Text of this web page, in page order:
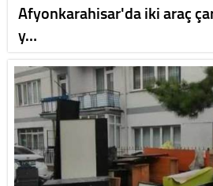
Afyonkarahisar'da iki araç
y…